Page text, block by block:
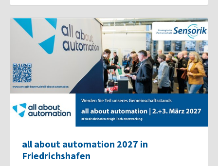
all about automation 2027 in
Friedrichshafen